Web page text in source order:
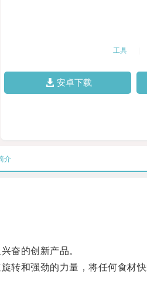
工具
安卓下载
介
奋的创新产品。
和强劲的力量，将任何食材快